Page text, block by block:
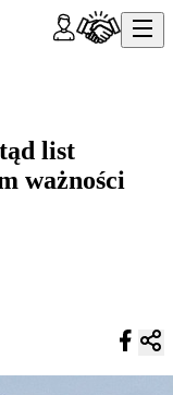
list
ważności